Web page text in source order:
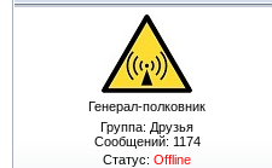
Генерал-полковник
Группа: Друзья
Сообщений: 1174
Статус: Offline